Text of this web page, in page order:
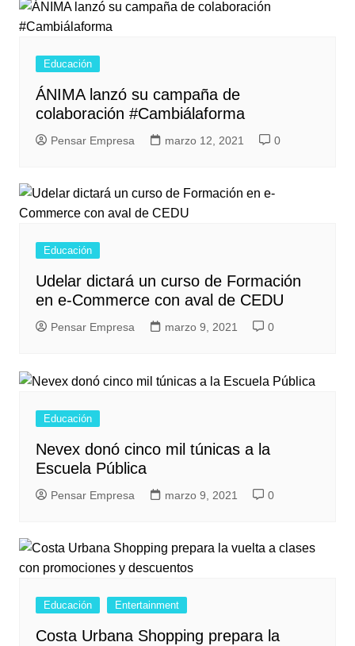
Educación
ÁNIMA lanzó su campaña de
colaboración #Cambiálaforma
Pensar Empresa marzo 12, 2021 0
Educación
Udelar dictará un curso de Formación
en e-Commerce con aval de CEDU
Pensar Empresa marzo 9, 2021 0
Educación
Nevex donó cinco mil túnicas a la
Escuela Pública
Pensar Empresa marzo 9, 2021 0
Educación Entertainment
Costa Urbana Shopping prepara la